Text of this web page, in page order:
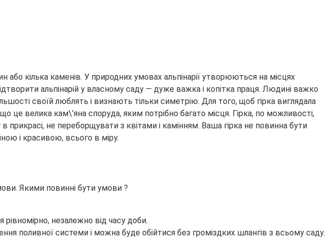
або кілька каменів. У природних умовах альпінарії утворюються на місцях
альпінарій у власному саду — дуже важка і копітка праця. Людині важко
своїй люблять і визнають тільки симетрію. Для того, щоб гірка виглядала
це велика кам\’яна споруда, яким потрібно багато місця. Гірка, по можливості,
не переборщувати з квітами і камінням. Ваша гірка не повинна бути
і красивою, всього в міру.
Якими повинні бути умови ?
рівномірно, незалежно від часу доби.
поливної системи і можна буде обійтися без громіздких шлангів з всьому саду.